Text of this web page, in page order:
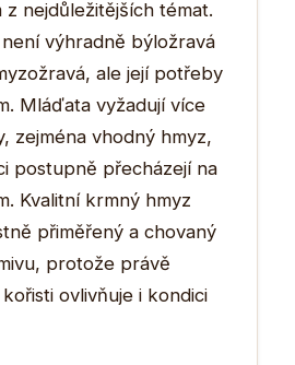
z nejdůležitějších témat.
výhradně býložravá
ale její potřeby
Mláďata vyžadují více
zejména vhodný hmyz,
postupně přecházejí na
Kvalitní krmný hmyz
přiměřený a chovaný
protože právě
ovlivňuje i kondici